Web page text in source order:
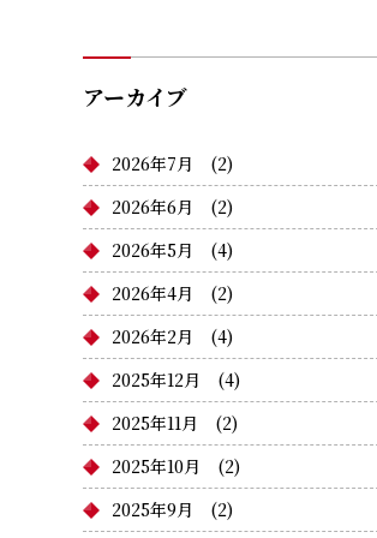
アーカイブ
2026年7月
(2)
2026年6月
(2)
2026年5月
(4)
2026年4月
(2)
2026年2月
(4)
2025年12月
(4)
2025年11月
(2)
2025年10月
(2)
2025年9月
(2)